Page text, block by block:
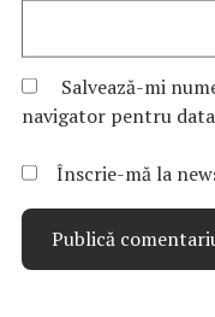
Salvează-mi
navigator pentru
Înscrie-mă la